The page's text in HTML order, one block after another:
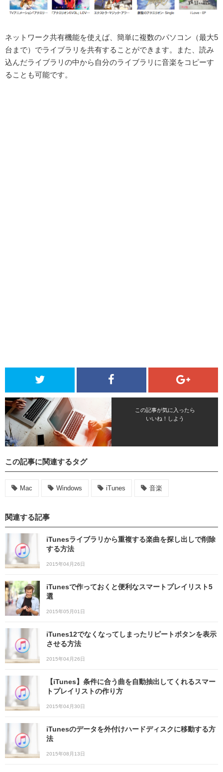
ネットワーク共有機能を使えば、簡単に複数のパソコン（最大5
台まで）でライブラリを共有することができます。また、読み
込んだライブラリの中から自分のライブラリに音楽をコピーす
ることも可能です。
この記事が気に入ったら
いいね！しよう
この記事に関連するタグ
Mac Windows iTunes 音楽
関連する記事
iTunesライブラリから重複する楽曲を探し出しで削除
する方法
2015年04月26日
iTunesで作っておくと便利なスマートプレイリスト5
選
2015年05月01日
iTunes12でなくなってしまったリピートボタンを表示
させる方法
2015年04月26日
【iTunes】条件に合う曲を自動抽出してくれるスマー
トプレイリストの作り方
2015年04月30日
iTunesのデータを外付けハードディスクに移動する方
法
2015年08月13日